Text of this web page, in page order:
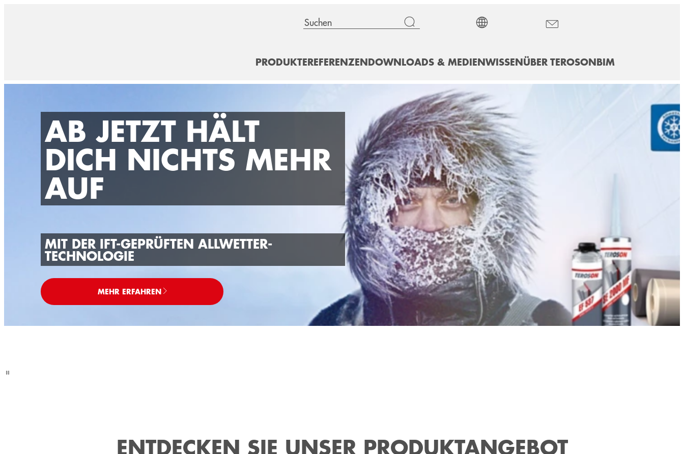
PRODUKTEREFERENZENDOWNLOADS & MEDIENWISSENÜBER TEROSONBIM
AB JETZT HÄLT
DICH NICHTS MEHR
AUF
MIT DER IFT-GEPRÜFTEN ALLWETTER-
TECHNOLOGIE
MEHR ERFAHREN
ENTDECKEN SIE UNSER PRODUKTANGEBOT